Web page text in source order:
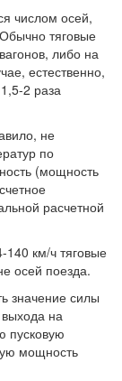
числом осей,
тяговые
либо на
естественно,
2 раза
не
по
(мощность
расчетной
140 км/ч тяговые
осей поезда.
значение силы
выхода на
пусковую
мощность